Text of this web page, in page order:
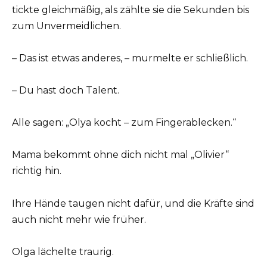
tickte gleichmäßig, als zählte sie die Sekunden bis
zum Unvermeidlichen.
– Das ist etwas anderes, – murmelte er schließlich.
– Du hast doch Talent.
Alle sagen: „Olya kocht – zum Fingerablecken.“
Mama bekommt ohne dich nicht mal „Olivier“
richtig hin.
Ihre Hände taugen nicht dafür, und die Kräfte sind
auch nicht mehr wie früher.
Olga lächelte traurig.